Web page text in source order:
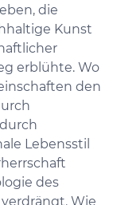
die
Kunst
erblühte. Wo
den
Lebensstil
des
Wie